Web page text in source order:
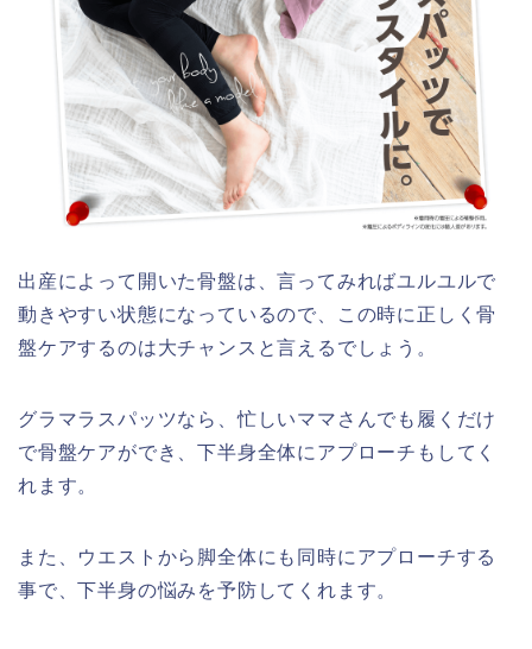
出産によって開いた骨盤は、言ってみればユルユルで
動きやすい状態になっているので、
この時に正しく骨
盤ケアするのは大チャンスと言えるでしょう。
グラマラスパッツなら、忙しいママさんでも履くだけ
で骨盤ケアができ、下半身全体にアプローチもしてく
れます。
また、ウエストから脚全体にも同時にアプローチする
事で、下半身の悩みを予防してくれます。